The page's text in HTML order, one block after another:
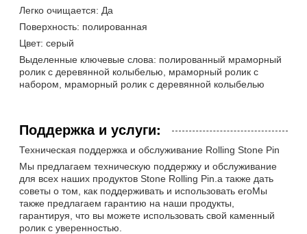
Легко очищается: Да
Поверхность: полированная
Цвет: серый
Выделенные ключевые слова: полированный мраморный
ролик с деревянной колыбелью, мраморный ролик с
набором, мраморный ролик с деревянной колыбелью
Поддержка и услуги:
Техническая поддержка и обслуживание Rolling Stone Pin
Мы предлагаем техническую поддержку и обслуживание
для всех наших продуктов Stone Rolling Pin.а также дать
советы о том, как поддерживать и использовать егоМы
также предлагаем гарантию на наши продукты,
гарантируя, что вы можете использовать свой каменный
ролик с уверенностью.